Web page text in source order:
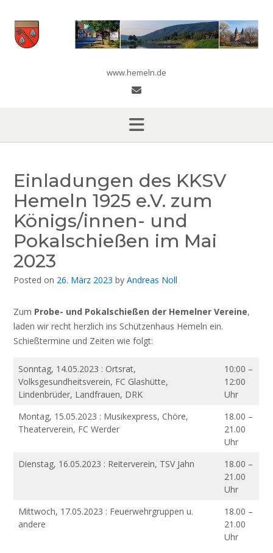
content
www.hemeln.de
Einladungen des KKSV
Hemeln 1925 e.V. zum
Königs/innen- und
Pokalschießen im Mai
2023
Posted on 26. März 2023 by Andreas Noll
Zum Probe- und Pokalschießen der Hemelner Vereine,
laden wir recht herzlich ins Schützenhaus Hemeln ein.
Schießtermine und Zeiten wie folgt:
Sonntag, 14.05.2023 : Ortsrat,
Volksgesundheitsverein, FC Glashütte,
Lindenbrüder, Landfrauen, DRK
10:00 –
12:00
Uhr
Montag, 15.05.2023 : Musikexpress, Chöre,
Theaterverein, FC Werder
18.00 –
21.00
Uhr
Dienstag, 16.05.2023 : Reiterverein, TSV Jahn
18.00 –
21.00
Uhr
Mittwoch, 17.05.2023 : Feuerwehrgruppen u.
andere
18.00 –
21.00
Uhr